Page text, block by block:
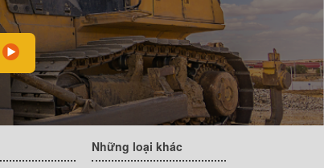
Những loại khác